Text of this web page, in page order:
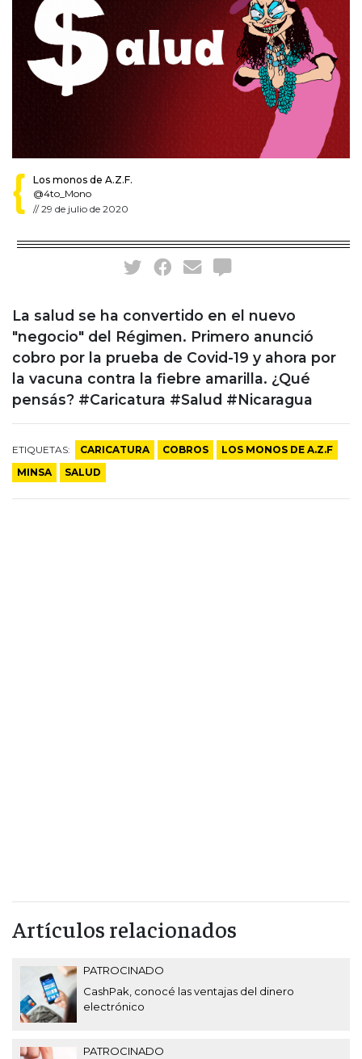
Los monos de A.Z.F.
@4to_Mono
//29 de julio de 2020
La salud se ha convertido en el nuevo
"negocio" del Régimen. Primero anunció
cobro por la prueba de Covid-19 y ahora por
la vacuna contra la fiebre amarilla. ¿Qué
pensás? #Caricatura #Salud #Nicaragua
ETIQUETAS: CARICATURA COBROS
LOS MONOS DE A.Z.F
MINSA
SALUD
Artículos relacionados
PATROCINADO
CashPak, conocé las ventajas del dinero
electrónico
PATROCINADO